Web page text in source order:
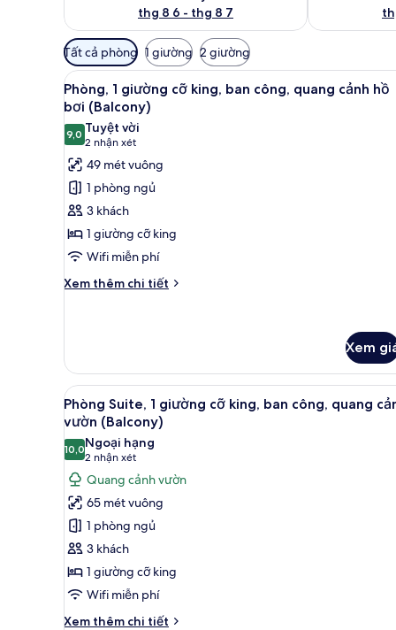
thg 8 6 - thg 8 7
Bộ
lọc
có
thể
dùng
để
lọc
tìm
phòng
Tất cả phòng 1 giường 2 giường
Xem
tất
cả
ảnh
Phòng,
giường
cỡ
king,
ban
công,
bơi
(Balcony)
Bộ đồ giường cao cấp, chăn
11
Phòng, 1 giường cỡ king, ban công, quang cảnh hồ
bơi (Balcony)
9,09,0 trên 10
Tuyệt vời
2 nhận xét
(2
nhận
xét)
49 mét vuông
1 phòng ngủ
3 khách
1 giường cỡ king
Wifi miễn phí
Xem thêm chi tiết
Chi
1
giường
cỡ
king,
ban
công,
quang
cảnh
hồ
bơi
(Balcony)
Xem
Xem
tất
cả
ảnh
Phòng
Suite,
giường
cỡ
king,
ban
công,
Bộ đồ giường cao cấp, chăn
10
Phòng Suite, 1 giường cỡ king, ban công, quang
vườn (Balcony)
10,010,0 trên 10
Ngoại hạng
2 nhận xét
(2
nhận
xét)
Quang cảnh vườn
65 mét vuông
1 phòng ngủ
3 khách
1 giường cỡ king
Wifi miễn phí
Xem thêm chi tiết
Chi